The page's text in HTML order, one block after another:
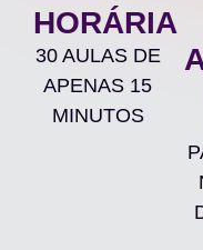
HORÁRIA
30 AULAS DE
APENAS 15
MINUTOS